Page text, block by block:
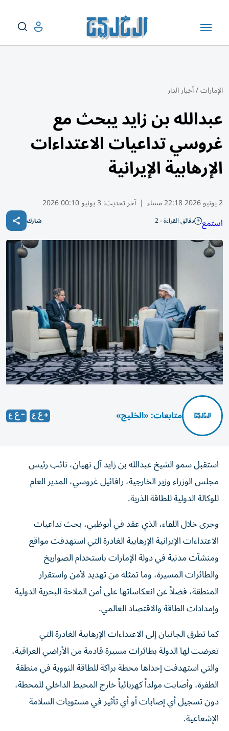
الإمارات/أخبار الدار
عبدالله بن زايد يبحث مع
غروسي تداعيات الاعتداءات
الإرهابية الإيرانية
2 يونيو 2026 22:18 مساء | آخر تحديث: 3 يونيو 00:10 2026
استمع دقائق القراءة - 2 شارك
متابعات: «الخليج»
استقبل سمو الشيخ عبدالله بن زايد آل نهيان، نائب رئيس
مجلس الوزراء وزير الخارجية، رافائيل غروسي، المدير العام
للوكالة الدولية للطاقة الذرية.
وجرى خلال اللقاء، الذي عقد في أبوظبي، بحث تداعيات
الاعتداءات الإيرانية الإرهابية الغادرة التي استهدفت مواقع
ومنشآت مدنية في دولة الإمارات باستخدام الصواريخ
والطائرات المسيرة، وما تمثله من تهديد لأمن واستقرار
المنطقة، فضلاً عن انعكاساتها على أمن الملاحة البحرية الدولية
وإمدادات الطاقة والاقتصاد العالمي.
كما تطرق الجانبان إلى الاعتداءات الإرهابية الغادرة التي
تعرضت لها الدولة بطائرات مسيرة قادمة من الأراضي العراقية،
والتي استهدفت إحداها محطة براكة للطاقة النووية في منطقة
الظفرة، وأصابت مولداً كهربائياً خارج المحيط الداخلي للمحطة،
دون تسجيل أي إصابات أو أي تأثير في مستويات السلامة
الإشعاعية.